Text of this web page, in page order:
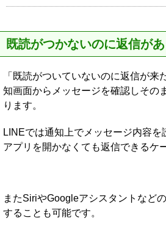
既読がつかないのに返信が
「既読がついていないのに返信が来
知画面からメッセージを確認しその
ります。
LINEでは通知上でメッセージ内容を
アプリを開かなくても返信できるケ
またSiriやGoogleアシスタントなど
することも可能です。